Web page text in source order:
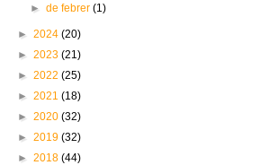
►de febrer(1)
► 2024 (20)
► 2023 (21)
► 2022 (25)
► 2021 (18)
► 2020 (32)
► 2019 (32)
► 2018 (44)